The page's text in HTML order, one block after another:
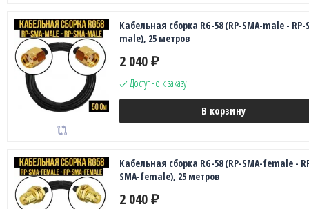
Кабельная сборка RG-58 (RP-SMA-male - RP-
male), 25 метров
2 040 ₽
Доступно к заказу
В корзину
Кабельная сборка RG-58 (RP-SMA-female -
SMA-female), 25 метров
2 040 ₽